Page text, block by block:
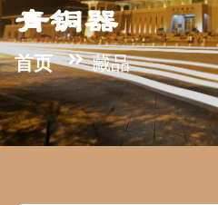
青铜器
首页 藏品